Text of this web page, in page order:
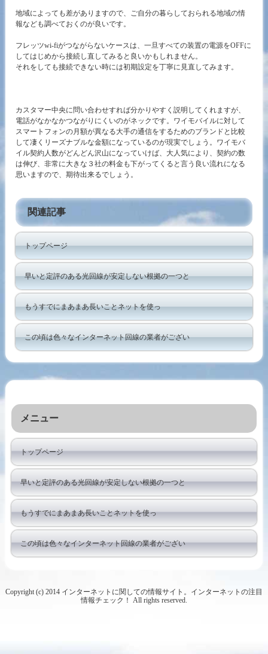
地域によっても差がありますので、ご自分の暮らしておられる地域の情
報なども調べておくのが良いです。
フレッツwi-fiがつながらないケースは、一旦すべての装置の電源をOFFに
してはじめから接続し直してみると良いかもしれません。
それをしても接続できない時には初期設定を丁寧に見直してみます。
カスタマー中央に問い合わせすれば分かりやすく説明してくれますが、
電話がなかなかつながりにくいのがネックです。ワイモバイルに対して
スマートフォンの月額が異なる大手の通信をするためのブランドと比較
して凄くリーズナブルな金額になっているのが現実でしょう。ワイモバ
イル契約人数がどんどん沢山になっていけば、大人気により、契約の数
は伸び、非常に大きな３社の料金も下がってくると言う良い流れになる
思いますので、期待出来るでしょう。
関連記事
トップページ
早いと定評のある光回線が安定しない根拠の一つと
もうすでにまあまあ長いことネットを使っ
この頃は色々なインターネット回線の業者がござい
メニュー
トップページ
早いと定評のある光回線が安定しない根拠の一つと
もうすでにまあまあ長いことネットを使っ
この頃は色々なインターネット回線の業者がござい
Copyright (c) 2014 インターネットに関しての情報サイト。インターネットの注目
情報チェック！ All rights reserved.